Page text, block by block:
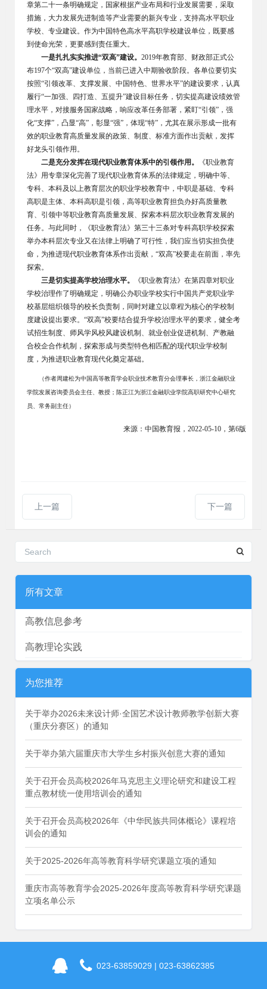
章第二十一条明确规定，国家根据产业布局和行业发展需要，采取
措施，大力发展先进制造等产业需要的新兴专业，支持高水平职业
学校、专业建设。作为中国特色高水平高职学校建设单位，既要感
到使命光荣，更要感到责任重大。
一是扎扎实实推进“双高”建设。 2019年教育部、财政部正式公
布197个“双高”建设单位，当前已进入中期验收阶段。各单位要切实
按照“引领改革、支撑发展、中国特色、世界水平”的建设要求，认真
履行“一加强、四打造、五提升”建设目标任务，切实提高建设绩效管
理水平，对接服务国家战略，响应改革任务部署，紧盯“引领”，强
化“支撑”，凸显“高”，彰显“强”，体现“特”，尤其在展示形成一批有
效的职业教育高质量发展的政策、制度、标准方面作出贡献，发挥
好龙头引领作用。
二是充分发挥在现代职业教育体系中的引领作用。
《职业教育
法》用专章深化完善了现代职业教育体系的法律规定，明确中等、
专科、本科及以上教育层次的职业学校教育中，中职是基础、专科
高职是主体、本科高职是引领，高等职业教育担负办好高质量教
育、引领中等职业教育高质量发展、探索本科层次职业教育发展的
任务。与此同时，《职业教育法》第三十三条对专科高职学校探索
举办本科层次专业又在法律上明确了可行性，我们应当切实担负使
命，为推进现代职业教育体系作出贡献，“双高”校要走在前面，率先
探索。
三是切实提高学校治理水平。
《职业教育法》在第四章对职业
学校治理作了明确规定，明确公办职业学校实行中国共产党职业学
校基层组织领导的校长负责制，同时对建立以章程为核心的学校制
度建设提出要求。“双高”校要结合提升学校治理水平的要求，健全考
试招生制度、师风学风校风建设机制、就业创业促进机制、产教融
合校企合作机制，探索形成与类型特色相匹配的现代职业学校制
度，为推进职业教育现代化奠定基础。
（作者周建松为中国高等教育学会职业技术教育分会理事长，浙江金融职业
学院发展咨询委员会主任、教授；陈正江为浙江金融职业学院高职研究中心研究
员、常务副主任）
来源：中国教育报，2022-05-10，第6版
上一篇 下一篇
所有文章
高教信息参考
高教理论实践
为您推荐
关于举办2026未来设计师·全国艺术设计教师教学创新大赛
（重庆分赛区）的通知
关于举办第六届重庆市大学生乡村振兴创意大赛的通知
关于召开会员高校2026年马克思主义理论研究和建设工程
重点教材统一使用培训会的通知
关于召开会员高校2026年《中华民族共同体概论》课程培
训会的通知
关于2025-2026年高等教育科学研究课题立项的通知
重庆市高等教育学会2025-2026年度高等教育科学研究课题
立项名单公示
023-63859029 | 023-63862385